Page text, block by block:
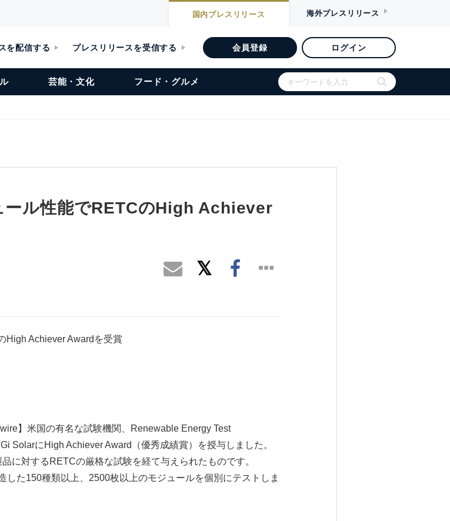
国内プレスリリース 海外プレスリリース
を配信する プレスリリースを受信する 会員登録 ログイン
芸能・文化 フード・グルメ
ール性能でRETCのHigh Achiever
High Achiever Awardを受賞
】米国の有名な試験機関、Renewable Energy Test
SolarにHigh Achiever Award（優秀成績賞）を授与しました。
に対するRETCの厳格な試験を経て与えられたものです。
した150種類以上、2500枚以上のモジュールを個別にテストしま